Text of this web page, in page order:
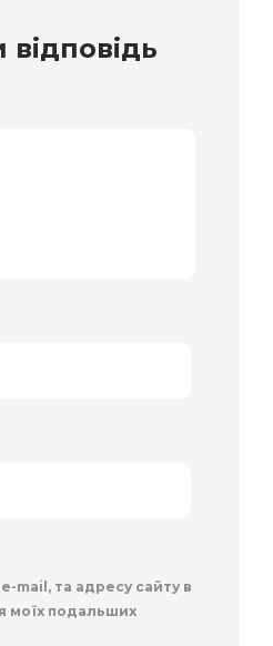
mail, та адресу сайту в
моїх подальших